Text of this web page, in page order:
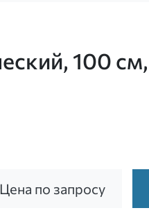
100
Цена по запросу